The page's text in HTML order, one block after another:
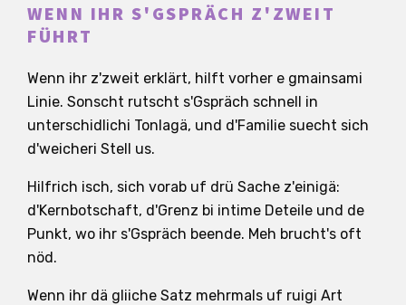
WENN IHR S'GSPRÄCH Z'ZWEIT
FÜHRT
Wenn ihr z'zweit erklärt, hilft vorher e gmainsami
Linie. Sonscht rutscht s'Gspräch schnell in
unterschidlichi Tonlagä, und d'Familie suecht sich
d'weicheri Stell us.
Hilfrich isch, sich vorab uf drü Sache z'einigä:
d'Kernbotschaft, d'Grenz bi intime Deteile und de
Punkt, wo ihr s'Gspräch beende. Meh brucht's oft
nöd.
Wenn ihr dä gliiche Satz mehrmals uf ruigi Art